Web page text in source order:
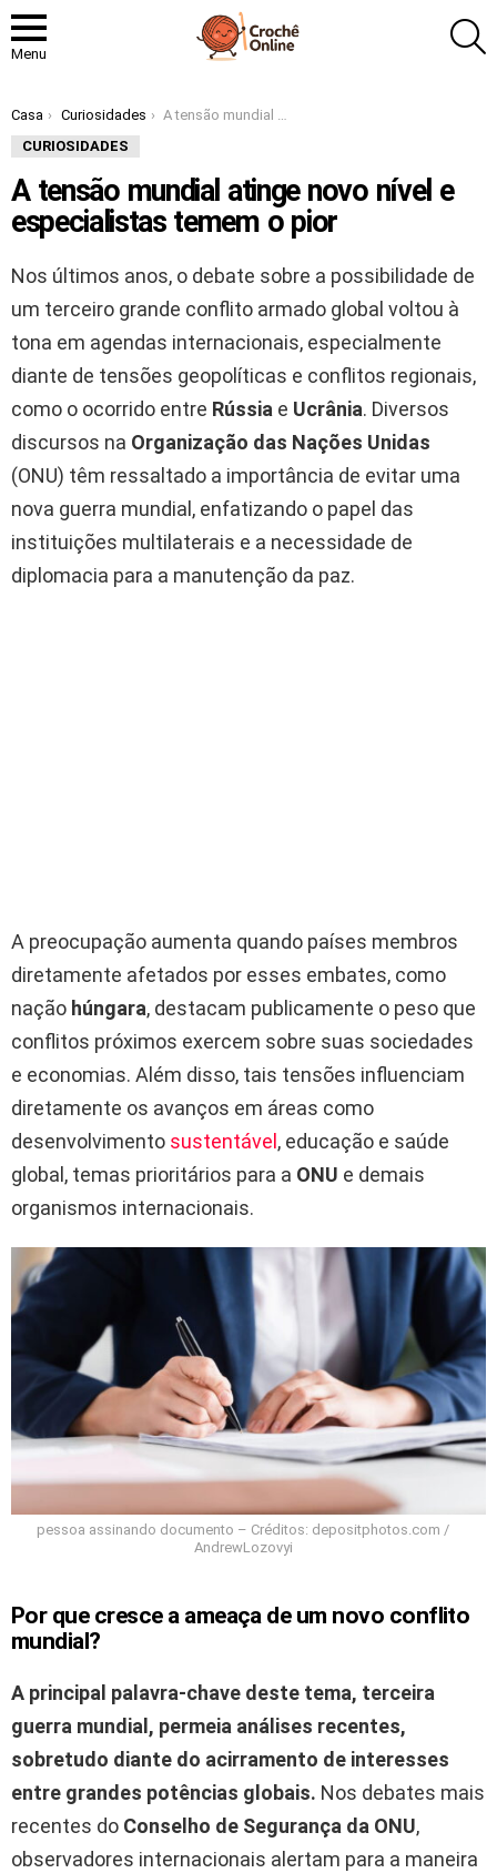
Menu
Você está aqui:
Casa Curiosidades
A tensão mundial atinge novo nível e especialistas temem o pior
CURIOSIDADES
A tensão mundial atinge novo nível e
especialistas temem o pior
Nos últimos anos, o debate sobre a possibilidade de
um terceiro grande conflito armado global voltou à
tona em agendas internacionais, especialmente
diante de tensões geopolíticas e conflitos regionais,
como o ocorrido entre Rússia e Ucrânia. Diversos
discursos na Organização das Nações Unidas
(ONU) têm ressaltado a importância de evitar uma
nova guerra mundial, enfatizando o papel das
instituições multilaterais e a necessidade de
diplomacia para a manutenção da paz.
A preocupação aumenta quando países membros
diretamente afetados por esses embates, como
nação húngara, destacam publicamente o peso que
conflitos próximos exercem sobre suas sociedades
e economias. Além disso, tais tensões influenciam
diretamente os avanços em áreas como
desenvolvimento sustentável , educação e saúde
global, temas prioritários para a ONU e demais
organismos internacionais.
pessoa assinando documento – Créditos: depositphotos.com /
AndrewLozovyi
Por que cresce a ameaça de um novo conflito
mundial?
A principal palavra-chave deste tema, terceira
guerra mundial, permeia análises recentes,
sobretudo diante do acirramento de interesses
entre grandes potências globais. Nos debates mais
recentes do Conselho de Segurança da ONU,
observadores internacionais alertam para a maneira